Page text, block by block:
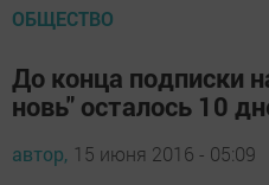
ОБЩЕСТВО
До конца подписки
новь" осталось 10
автор, 15 июня 2016 - 05:09